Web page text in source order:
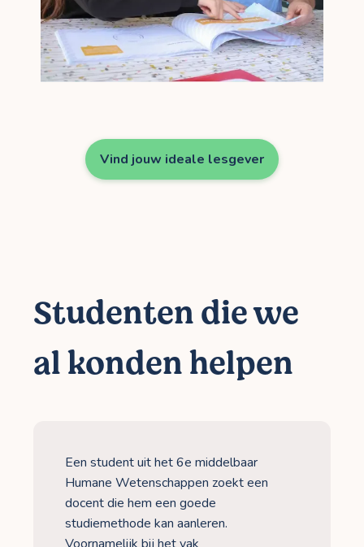
Vind jouw ideale lesgever
Studenten die we
al konden helpen
Een student uit het 6e middelbaar
Humane Wetenschappen zoekt een
docent die hem een goede
studiemethode kan aanleren.